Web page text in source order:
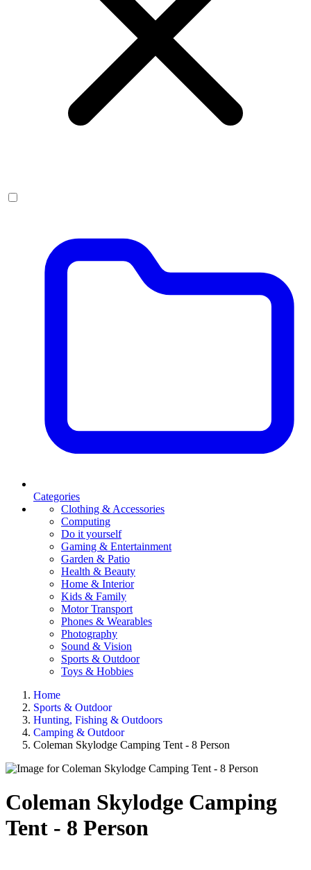
Categories
Clothing & Accessories
Computing
Do it yourself
Gaming & Entertainment
Garden & Patio
Health & Beauty
Home & Interior
Kids & Family
Motor Transport
Phones & Wearables
Photography
Sound & Vision
Sports & Outdoor
Toys & Hobbies
Home
Sports & Outdoor
Hunting, Fishing & Outdoors
Camping & Outdoor
Coleman Skylodge Camping Tent - 8 Person
Coleman Skylodge Camping
Tent - 8 Person